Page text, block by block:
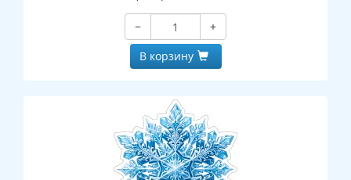
−
+
В корзину